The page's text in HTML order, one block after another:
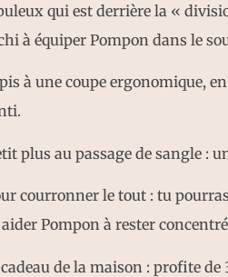
qui est derrière la «
à équiper Pompon dans le
à une coupe ergonomique,
plus au passage de sangle :
courronner le tout : tu
Pompon à rester
de la maison : profite de